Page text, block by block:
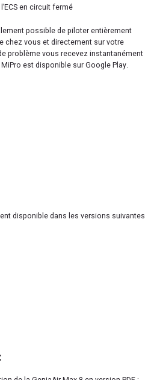
en circuit fermé
possible de piloter entièrement
chez vous et directement sur votre
problème vous recevez instantanément
est disponible sur Google Play.
disponible dans les versions suivantes